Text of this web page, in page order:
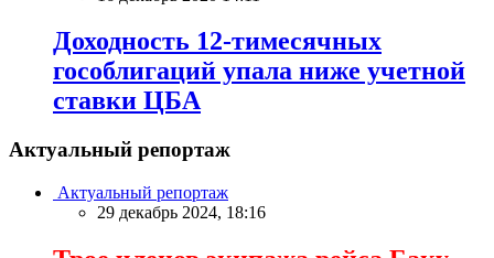
Доходность 12-тимесячных
гособлигаций упала ниже учетной
ставки ЦБА
Актуальный репортаж
Актуальный репортаж
29 декабрь 2024, 18:16